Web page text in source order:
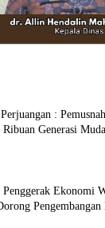
:
Ribuan Generasi
Ekonomi
Pengembangan